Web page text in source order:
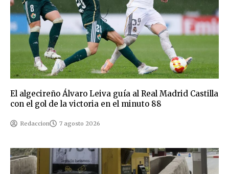
El algecireño Álvaro Leiva guía al Real Madrid Castilla
con el gol de la victoria en el minuto 88
Redaccion 7 agosto 2026